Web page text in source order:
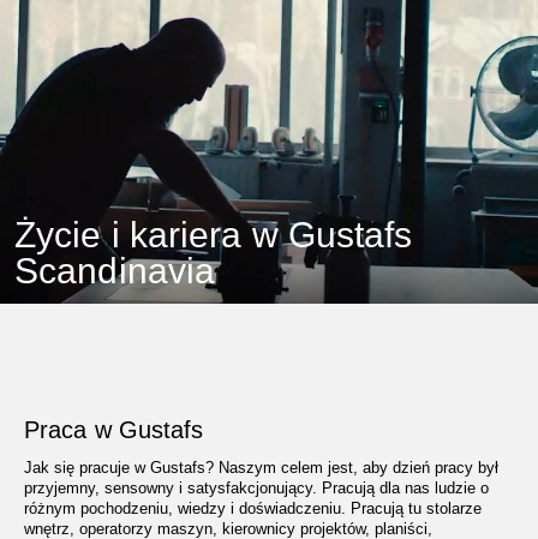
Życie i kariera w Gustafs
Scandinavia
Praca w Gustafs
Jak się pracuje w Gustafs? Naszym celem jest, aby dzień pracy był
przyjemny, sensowny i satysfakcjonujący. Pracują dla nas ludzie o
różnym pochodzeniu, wiedzy i doświadczeniu. Pracują tu stolarze
wnętrz, operatorzy maszyn, kierownicy projektów, planiści,